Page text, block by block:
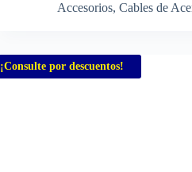
Accesorios, Cables de
¡Consulte por descuentos!